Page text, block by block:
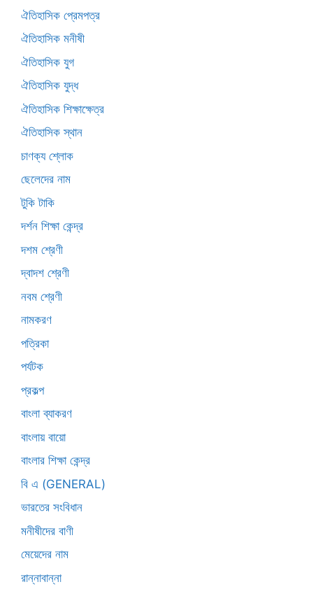
ঐতিহাসিক প্রেমপত্র
ঐতিহাসিক মনীষী
ঐতিহাসিক যুগ
ঐতিহাসিক যুদ্ধ
ঐতিহাসিক শিক্ষাক্ষেত্র
ঐতিহাসিক স্থান
চাণক্য শ্লোক
ছেলেদের নাম
টুকি টাকি
দর্শন শিক্ষা কেন্দ্র
দশম শ্রেণী
দ্বাদশ শ্রেণী
নবম শ্রেণী
নামকরণ
পত্রিকা
পর্যটক
প্রকল্প
বাংলা ব্যাকরণ
বাংলায় বায়ো
বাংলার শিক্ষা কেন্দ্র
বি এ (GENERAL)
ভারতের সংবিধান
মনীষীদের বাণী
মেয়েদের নাম
রান্নাবান্না